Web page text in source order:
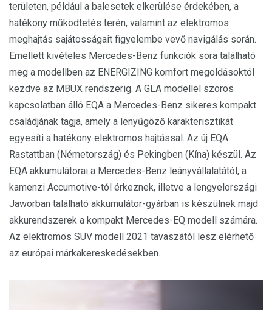
területen, például a balesetek elkerülése érdekében, a
hatékony működtetés terén, valamint az elektromos
meghajtás sajátosságait figyelembe vevő navigálás során.
Emellett kivételes Mercedes-Benz funkciók sora található
meg a modellben az ENERGIZING komfort megoldásoktól
kezdve az MBUX rendszerig. A GLA modellel szoros
kapcsolatban álló EQA a Mercedes-Benz sikeres kompakt
családjának tagja, amely a lenyűgöző karakterisztikát
egyesíti a hatékony elektromos hajtással. Az új EQA
Rastattban (Németország) és Pekingben (Kína) készül. Az
EQA akkumulátorai a Mercedes-Benz leányvállalatától, a
kamenzi Accumotive-tól érkeznek, illetve a lengyelországi
Jaworban található akkumulátor-gyárban is készülnek majd
akkurendszerek a kompakt Mercedes-EQ modell számára.
Az elektromos SUV modell 2021 tavaszától lesz elérhető
az európai márkakereskedésekben.